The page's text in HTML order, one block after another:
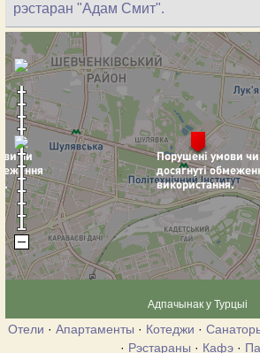
рэстаран "Адам Смит".
Адпачынак у Турцыі
Отели · Апартаменты · Котеджи ·
· Рэстараны · Кафэ·